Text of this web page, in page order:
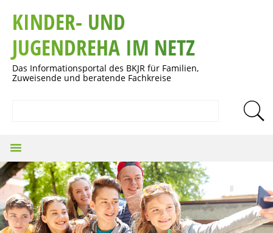
KINDER- UND
JUGENDREHA IM NETZ
Das Informationsportal des BKJR für Familien,
Zuweisende und beratende Fachkreise